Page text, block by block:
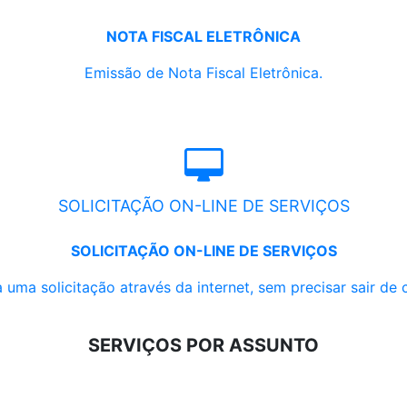
NOTA FISCAL ELETRÔNICA
Emissão de Nota Fiscal Eletrônica.
SOLICITAÇÃO ON-LINE DE SERVIÇOS
SOLICITAÇÃO ON-LINE DE SERVIÇOS
uma solicitação através da internet, sem precisar sair de
SERVIÇOS POR ASSUNTO